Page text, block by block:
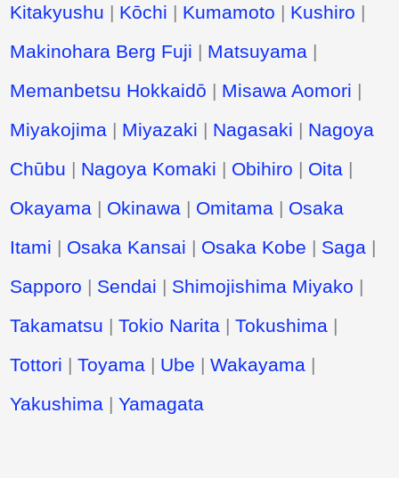
Kitakyushu | Kōchi | Kumamoto | Kushiro |
Makinohara Berg Fuji | Matsuyama |
Memanbetsu Hokkaidō | Misawa Aomori |
Miyakojima | Miyazaki | Nagasaki | Nagoya
Chūbu | Nagoya Komaki | Obihiro | Oita |
Okayama | Okinawa | Omitama | Osaka
Itami | Osaka Kansai | Osaka Kobe | Saga |
Sapporo | Sendai | Shimojishima Miyako |
Takamatsu |Tokio Narita |Tokushima |
Tottori |Toyama | Ube |Wakayama |
Yakushima |Yamagata